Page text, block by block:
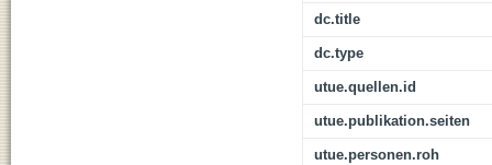
dc.title
dc.type
utue.quellen.id
utue.publikation.seiten
utue.personen.roh